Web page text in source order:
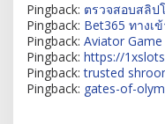
Pingback: ตรวจสอบสลิป
Pingback: Bet365 ทางเ
Pingback: Aviator Game
Pingback: https://
Pingback:trusted
Pingback: gates-of-